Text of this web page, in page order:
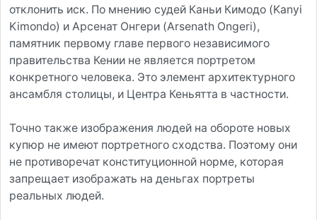
отклонить иск. По мнению судей Каньи Кимодо (Kanyi
Kimondo) и Арсенат Онгери (Arsenath Ongeri),
памятник первому главе первого независимого
правительства Кении не является портретом
конкретного человека. Это элемент архитектурного
ансамбля столицы, и Центра Кеньятта в частности.
Точно также изображения людей на обороте новых
купюр не имеют портретного сходства. Поэтому они
не противоречат конституционной норме, которая
запрещает изображать на деньгах портреты
реальных людей.